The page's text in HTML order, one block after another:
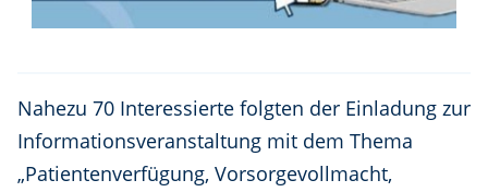
Nahezu 70 Interessierte folgten der Einladung zur
Informationsveranstaltung mit dem Thema
„Patientenverfügung, Vorsorgevollmacht,